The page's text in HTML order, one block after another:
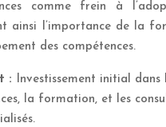
comme frein à
ainsi l’importance de la
des compétences.
: Investissement initial dans
la formation, et les